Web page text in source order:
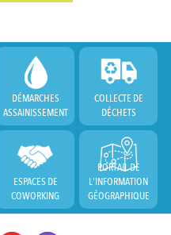
DÉMARCHES
ASSAINISSEMENT
COLLECTE DE
DÉCHETS
ESPACES DE
COWORKING
PORTAIL DE
L'INFORMATION
GÉOGRAPHIQUE